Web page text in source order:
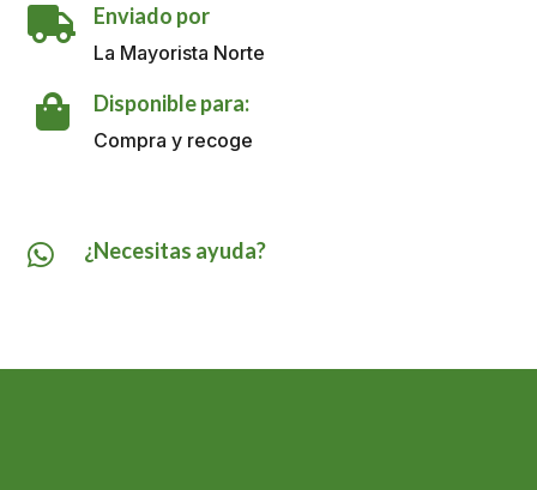
LT
cantidad
 Enviado por
La Mayorista Norte
 Disponible para:
Compra y recoge
 ¿Necesitas ayuda?